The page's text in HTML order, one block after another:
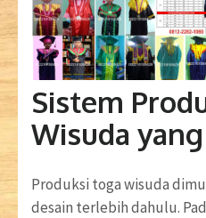
Sistem
Wisuda
Produksi toga wisuda
desain terlebih dahulu.